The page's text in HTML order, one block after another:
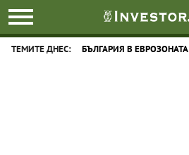
ТЕМИТЕ ДНЕС: БЪЛГАРИЯ В ЕВРОЗОНАТА